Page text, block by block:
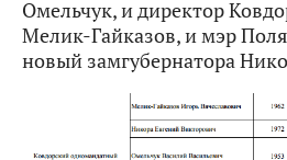
Омельчук, и директор
Мелик-Гайказов, и мэр
новый замгубернатора